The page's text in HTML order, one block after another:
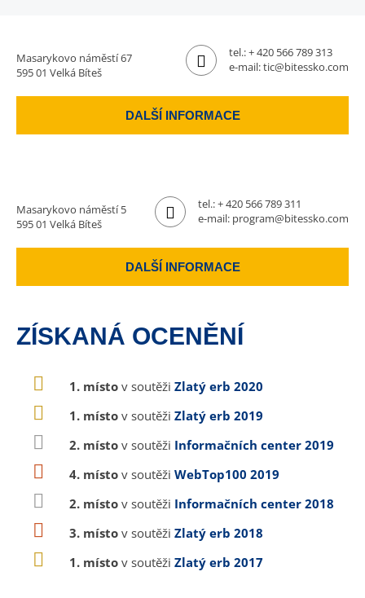
Masarykovo náměstí 67
595 01 Velká Bíteš
tel.:+ 420 566 789 313
e-mail:tic@bitessko.com
DALŠÍ INFORMACE
Masarykovo náměstí 5
595 01 Velká Bíteš
tel.:+ 420 566 789 311
e-mail: program@bitessko.com
DALŠÍ INFORMACE
ZÍSKANÁ OCENĚNÍ
1. místo v soutěži Zlatý erb 2020
1. místo v soutěži Zlatý erb 2019
2. místo v soutěži Informačních center 2019
4. místo v soutěži WebTop100 2019
2. místo v soutěži Informačních center 2018
3. místo v soutěži Zlatý erb 2018
1. místo v soutěži Zlatý erb 2017